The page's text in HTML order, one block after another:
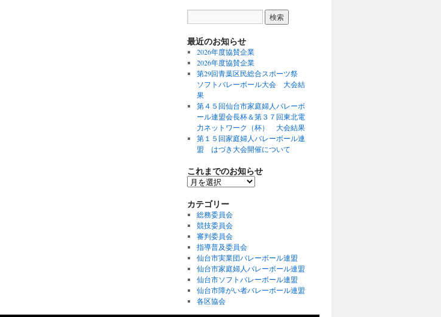
最近のお知らせ
2026年度協賛企業
2026年度協賛企業
第29回青葉区民総合スポーツ祭
ソフトバレーボール大会 大会結
果
第４５回仙台市家庭婦人バレーボ
ール連盟会長杯＆第３７回東北電
力ネットワーク（杯） 大会結果
第１５回家庭婦人バレーボール連
盟 はづき大会開催について
これまでのお知らせ
こ
ま
で
の
お
知
ら
せ
カテゴリー
総務委員会
競技委員会
審判委員会
指導普及委員会
仙台市実業団バレーボール連盟
仙台市家庭婦人バレーボール連盟
仙台市ソフトバレーボール連盟
仙台市障がい者バレーボール連盟
各区協会